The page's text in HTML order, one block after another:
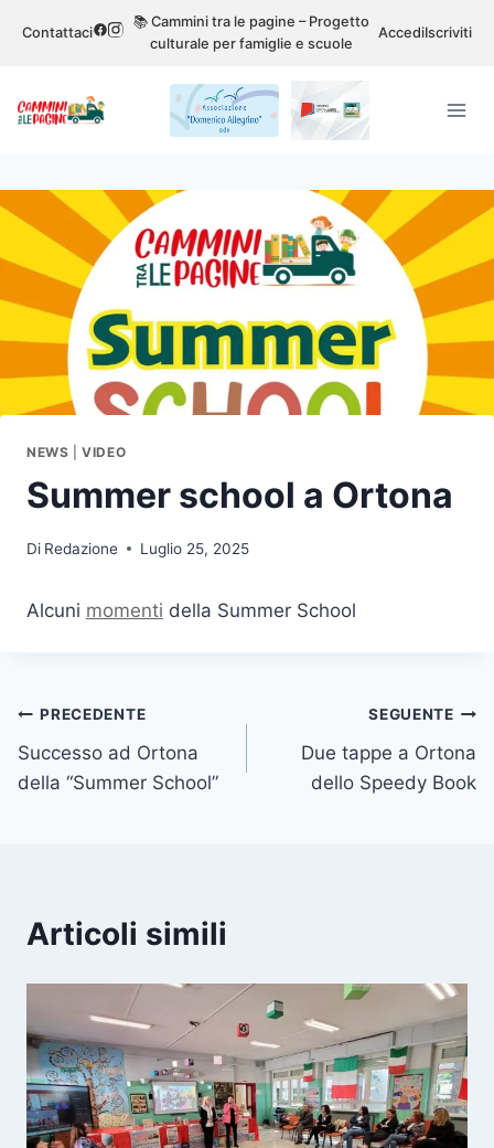
Contattaci
📚 Cammini tra le pagine – Progetto
culturale per famiglie e scuole
AccediIscriviti
NEWS |VIDEO
Summer school a Ortona
Di Redazione Luglio 25, 2025
Alcuni momenti della Summer School
Navigazione
articoli
PRECEDENTE
Successo ad Ortona
della “Summer School”
SEGUENTE
Due tappe a Ortona
dello Speedy Book
Articoli simili